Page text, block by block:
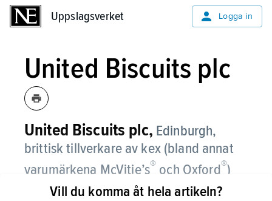
Uppslagsverket Logga in
United Biscuits plc
United Biscuits plc, Edinburgh,
brittisk tillverkare av kex (bland annat
varumärkena McVitie’s® och Oxford®)
samt snacks (bland annat varumärkena
Vill du komma åt hela artikeln?